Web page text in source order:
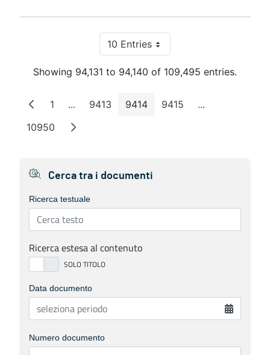
10 EntriesPer Page
Showing 94,131 to 94,140 of 109,495 entries.
Page
1 ...Intermediate Pages
Page
9413 Page
9414 Page
9415 ...Intermediate
Page
10950
Cerca tra i documenti
Ricerca testuale
Ricerca estesa al contenuto
Data documento
Numero documento